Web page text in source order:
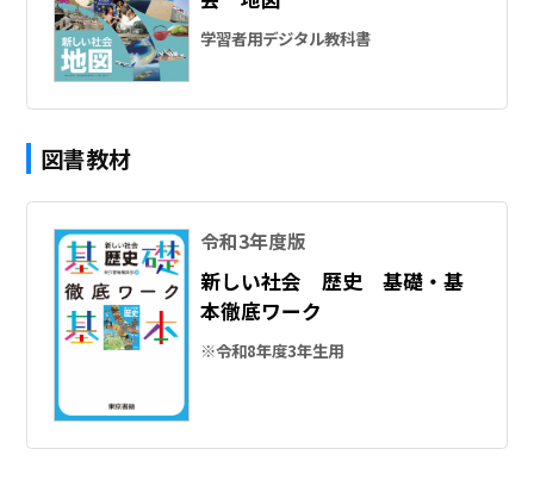
学習者用デジタル教科書
図書教材
令和3年度版
新しい社会 歴史 基礎・基
本徹底ワーク
※令和8年度3年生用